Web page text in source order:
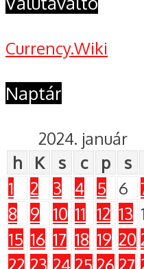
Currency.Wiki
Naptár
2024. január
h
K s c p s
1
2 3 4 5 6
8
9 10 11 12 13
15 16 17 18 19 20
22 23 2425 26 27